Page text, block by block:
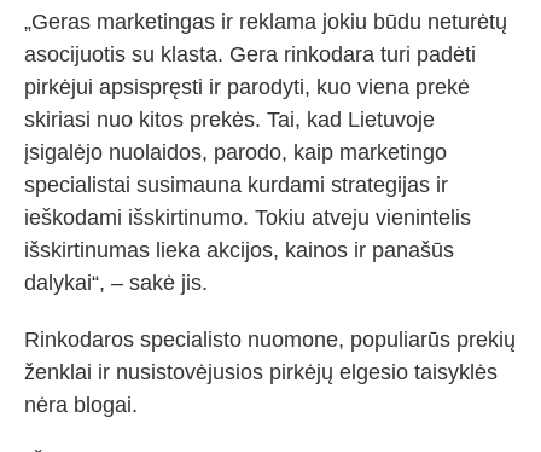
„Geras marketingas ir reklama jokiu būdu neturėtų
asocijuotis su klasta. Gera rinkodara turi padėti
pirkėjui apsispręsti ir parodyti, kuo viena prekė
skiriasi nuo kitos prekės. Tai, kad Lietuvoje
įsigalėjo nuolaidos, parodo, kaip marketingo
specialistai susimauna kurdami strategijas ir
ieškodami išskirtinumo. Tokiu atveju vienintelis
išskirtinumas lieka akcijos, kainos ir panašūs
dalykai“, – sakė jis.
Rinkodaros specialisto nuomone, populiarūs prekių
ženklai ir nusistovėjusios pirkėjų elgesio taisyklės
nėra blogai.